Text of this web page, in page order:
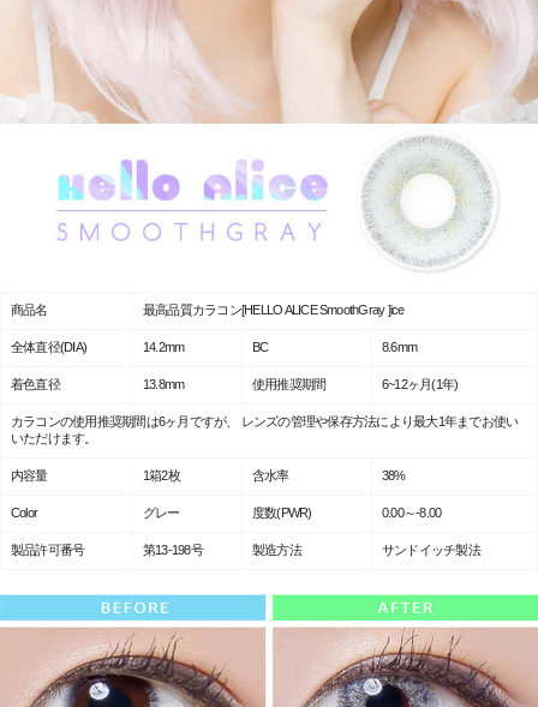
商品名 最高品質カラコン[HELLO ALICE SmoothGray ]ice
全体直径(DIA) 14.2mm BC 8.6mm
着色直径 13.8mm 使用推奨期間 6~12ヶ月(1年)
カラコンの使用推奨期間は6ヶ月ですが、 レンズの管理や保存方法により最大1年までお使い
いただけます。
内容量 1箱2枚 含水率 38%
Color グレー 度数(PWR) 0.00～-8.00
製品許可番号 第13-198号 製造方法 サンドイッチ製法